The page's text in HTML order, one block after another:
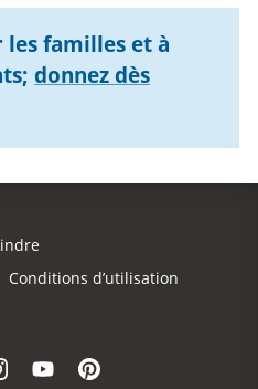
les familles et à
donnez dès
Conditions d’utilisation
Instagram
YouTubePinterest